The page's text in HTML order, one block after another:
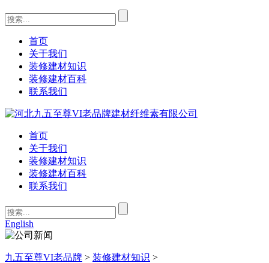
首页
关于我们
装修建材知识
装修建材百科
联系我们
首页
关于我们
装修建材知识
装修建材百科
联系我们
English
九五至尊VI老品牌 > 装修建材知识 >